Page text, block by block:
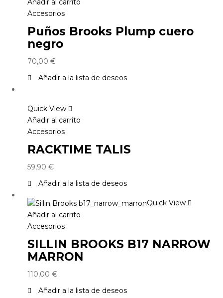
Añadir al carrito
Accesorios
Puños Brooks Plump cuero
negro
70,00 €
Añadir a la lista de deseos
Quick View
Añadir al carrito
Accesorios
RACKTIME TALIS
59,90 €
Añadir a la lista de deseos
Quick View
Añadir al carrito
Accesorios
SILLIN BROOKS B17 NARROW
MARRON
110,00 €
Añadir a la lista de deseos